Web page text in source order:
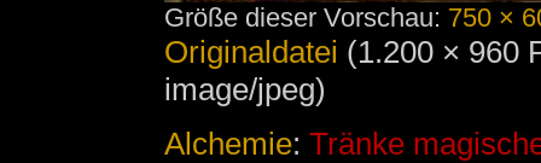
Größe dieser Vorschau: 750 ×
Originaldatei (1.200 × 960
image/jpeg)
Alchemie: Tränke